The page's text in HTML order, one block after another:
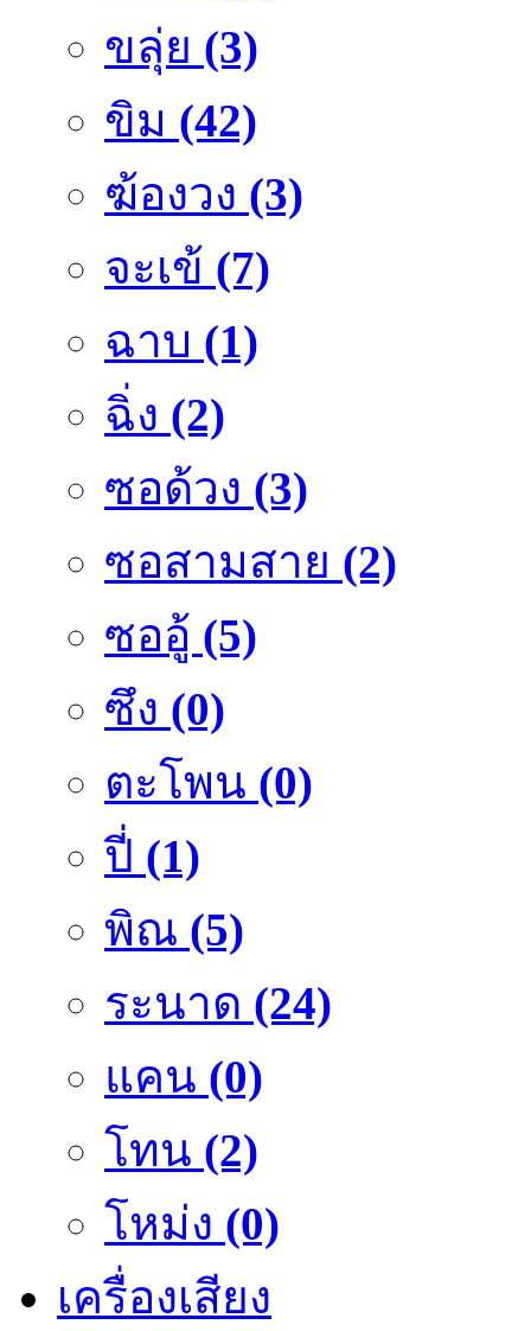
ขลุ่ย (3)
ขิม (42)
ฆ้องวง (3)
จะเข้ (7)
ฉาบ (1)
ฉิ่ง (2)
ซอด้วง (3)
ซอสามสาย (2)
ซออู้ (5)
ซึง (0)
ตะโพน (0)
ปี่ (1)
พิณ (5)
ระนาด (24)
แคน (0)
โทน (2)
โหม่ง (0)
เครื่องเสียง